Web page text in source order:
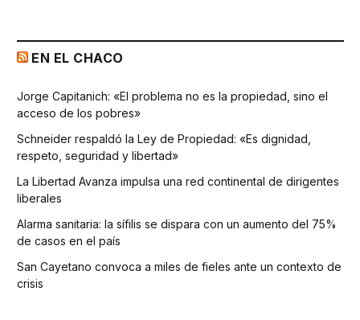
EN EL CHACO
Jorge Capitanich: «El problema no es la propiedad, sino el
acceso de los pobres»
Schneider respaldó la Ley de Propiedad: «Es dignidad,
respeto, seguridad y libertad»
La Libertad Avanza impulsa una red continental de dirigentes
liberales
Alarma sanitaria: la sífilis se dispara con un aumento del 75%
de casos en el país
San Cayetano convoca a miles de fieles ante un contexto de
crisis